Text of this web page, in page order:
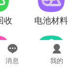
消息 我的
收 电池材料